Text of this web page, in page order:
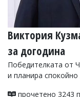
Управители:
Веселин
Василев,
email:
v.vasilev@flagman.bg
Катя
Касабова,
еmail:
Виктория
за догодина
Победителката от
и планира
прочетено 3243